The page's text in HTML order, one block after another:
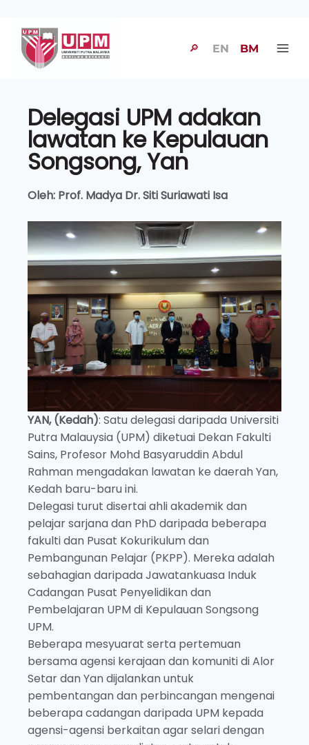
🔎 EN BM
Delegasi UPM adakan
lawatan ke Kepulauan
Songsong, Yan
Oleh: Prof. Madya Dr. Siti Suriawati Isa
YAN, (Kedah): Satu delegasi daripada Universiti
Putra Malauysia (UPM) diketuai Dekan Fakulti
Sains, Profesor Mohd Basyaruddin Abdul
Rahman mengadakan lawatan ke daerah Yan,
Kedah baru-baru ini.
Delegasi turut disertai ahli akademik dan
pelajar sarjana dan PhD daripada beberapa
fakulti dan Pusat Kokurikulum dan
Pembangunan Pelajar (PKPP). Mereka adalah
sebahagian daripada Jawatankuasa Induk
Cadangan Pusat Penyelidikan dan
Pembelajaran UPM di Kepulauan Songsong
UPM.
Beberapa mesyuarat serta pertemuan
bersama agensi kerajaan dan komuniti di Alor
Setar dan Yan dijalankan untuk
pembentangan dan perbincangan mengenai
beberapa cadangan daripada UPM kepada
agensi-agensi berkaitan agar selari dengan